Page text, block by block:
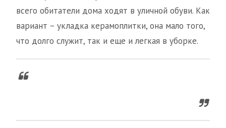
всего обитатели дома ходят в уличной обуви. Как
вариант – укладка керамоплитки, она мало того,
что долго служит, так и еще и легкая в уборке.